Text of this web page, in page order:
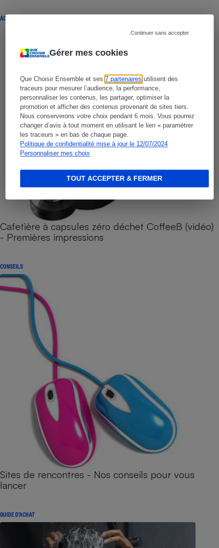
Gérer mes cookies
Que Choisir Ensemble et ses7 partenaires utilisent des
traceurs pour mesurer l’audience, la performance,
personnaliser les contenus, les partager, optimiser la
promotion et afficher des contenus provenant de sites tiers.
Nous conserverons votre choix pendant 6 mois. Vous pourrez
changer d’avis à tout moment en utilisant le lien « paramétrer
les traceurs » en bas de chaque page.
Politique de confidentialité mise à jour le 12/07/2024
Personnaliser mes choix
Continuer sans accepter
TOUT ACCEPTER & FERMER
ACTUALITÉ
Cafetière à capsules zéro déchet CoffeeB (vidéo)
- Premières impressions
CONSEILS
Sites de rencontres - Nos conseils pour vous
lancer
GUIDE D'ACHAT